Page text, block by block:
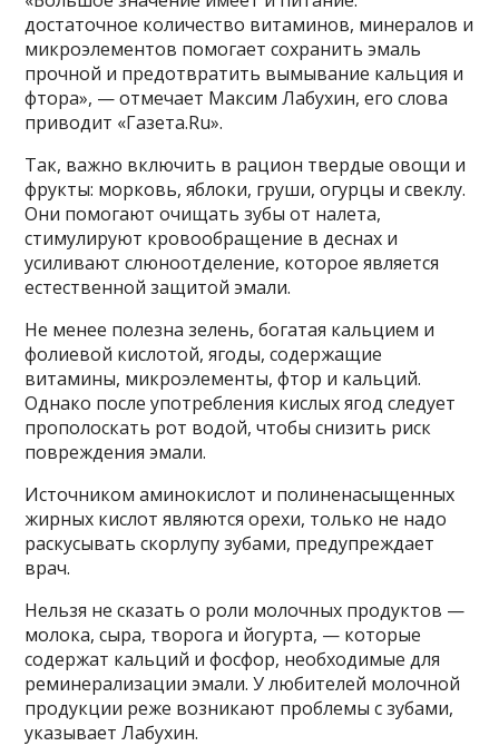
достаточное количество витаминов, минералов и
микроэлементов помогает сохранить эмаль
прочной и предотвратить вымывание кальция и
фтора», — отмечает Максим Лабухин, его слова
приводит «Газета.Ru».
Так, важно включить в рацион твердые овощи и
фрукты: морковь, яблоки, груши, огурцы и свеклу.
Они помогают очищать зубы от налета,
стимулируют кровообращение в деснах и
усиливают слюноотделение, которое является
естественной защитой эмали.
Не менее полезна зелень, богатая кальцием и
фолиевой кислотой, ягоды, содержащие
витамины, микроэлементы, фтор и кальций.
Однако после употребления кислых ягод следует
прополоскать рот водой, чтобы снизить риск
повреждения эмали.
Источником аминокислот и полиненасыщенных
жирных кислот являются орехи, только не надо
раскусывать скорлупу зубами, предупреждает
врач.
Нельзя не сказать о роли молочных продуктов —
молока, сыра, творога и йогурта, — которые
содержат кальций и фосфор, необходимые для
реминерализации эмали. У любителей молочной
продукции реже возникают проблемы с зубами,
указывает Лабухин.